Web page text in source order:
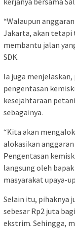
“Walaupun
Jakarta, akan tetapi
membantu jalan
SDK.
Ia juga
pengentasan
kesejahtaraan
sebagainya.
“Kita akan
alokasikan
Pengentasan
langsung oleh
masyarakat upaya-
Selain itu, pihaknya
sebesar Rp2 juta
ekstrim. Sehingga,